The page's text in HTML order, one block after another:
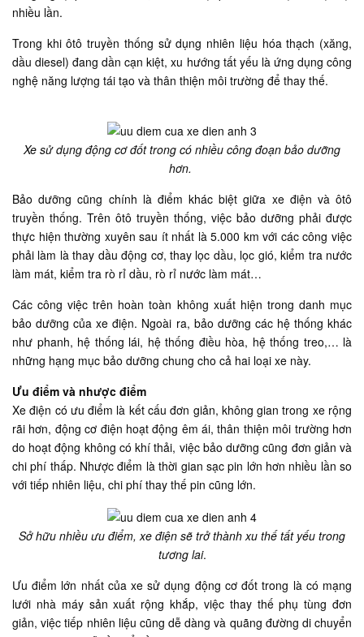
nhiều lần.
Trong khi ôtô truyền thống sử dụng nhiên liệu hóa thạch (xăng,
dầu diesel) đang dần cạn kiệt, xu hướng tất yếu là ứng dụng công
nghệ năng lượng tái tạo và thân thiện môi trường để thay thế.
Xe sử dụng động cơ đốt trong có nhiều công đoạn bảo dưỡng
hơn.
Bảo dưỡng cũng chính là điểm khác biệt giữa xe điện và ôtô
truyền thống. Trên ôtô truyền thống, việc bảo dưỡng phải được
thực hiện thường xuyên sau ít nhất là 5.000 km với các công việc
phải làm là thay dầu động cơ, thay lọc dầu, lọc gió, kiểm tra nước
làm mát, kiểm tra rò rỉ dầu, rò rỉ nước làm mát…
Các công việc trên hoàn toàn không xuất hiện trong danh mục
bảo dưỡng của xe điện. Ngoài ra, bảo dưỡng các hệ thống khác
như phanh, hệ thống lái, hệ thống điều hòa, hệ thống treo,… là
những hạng mục bảo dưỡng chung cho cả hai loại xe này.
Ưu điểm và nhược điểm
Xe điện có ưu điểm là kết cấu đơn giản, không gian trong xe rộng
rãi hơn, động cơ điện hoạt động êm ái, thân thiện môi trường hơn
do hoạt động không có khí thải, việc bảo dưỡng cũng đơn giản và
chi phí thấp. Nhược điểm là thời gian sạc pin lớn hơn nhiều lần so
với tiếp nhiên liệu, chi phí thay thế pin cũng lớn.
Sở hữu nhiều ưu điểm, xe điện sẽ trở thành xu thế tất yếu trong
tương lai.
Ưu điểm lớn nhất của xe sử dụng động cơ đốt trong là có mạng
lưới nhà máy sản xuất rộng khắp, việc thay thế phụ tùng đơn
giản, việc tiếp nhiên liệu cũng dễ dàng và quãng đường di chuyển